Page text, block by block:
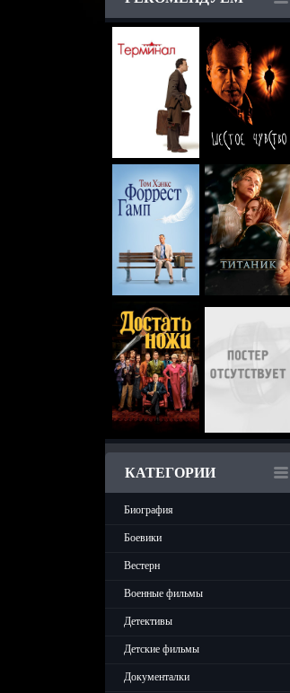
КАТЕГОРИИ
Биография
Боевики
Вестерн
Военные фильмы
Детективы
Детские фильмы
Документалки